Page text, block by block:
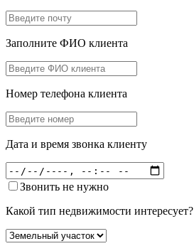
Заполните ФИО клиента
Номер телефона клиента
Дата и время звонка клиенту
Звонить не нужно
Какой тип недвижимости интересует?